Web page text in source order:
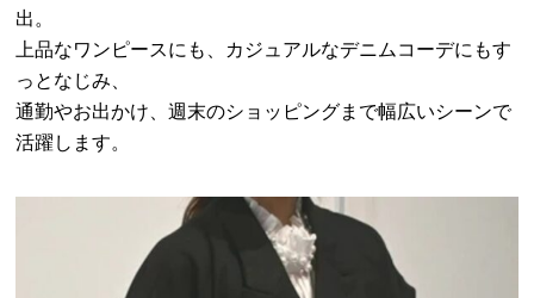
出。
上品なワンピースにも、カジュアルなデニムコーデにもす
っとなじみ、
通勤やお出かけ、週末のショッピングまで幅広いシーンで
活躍します。